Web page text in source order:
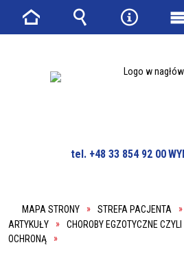
tel. +48 33 854 92 00
MAPA STRONY STREFA PACJENTA
ARTYKUŁY
CHOROBY EGZOTYCZNE
OCHRONĄ
StronaWyszukiwarka